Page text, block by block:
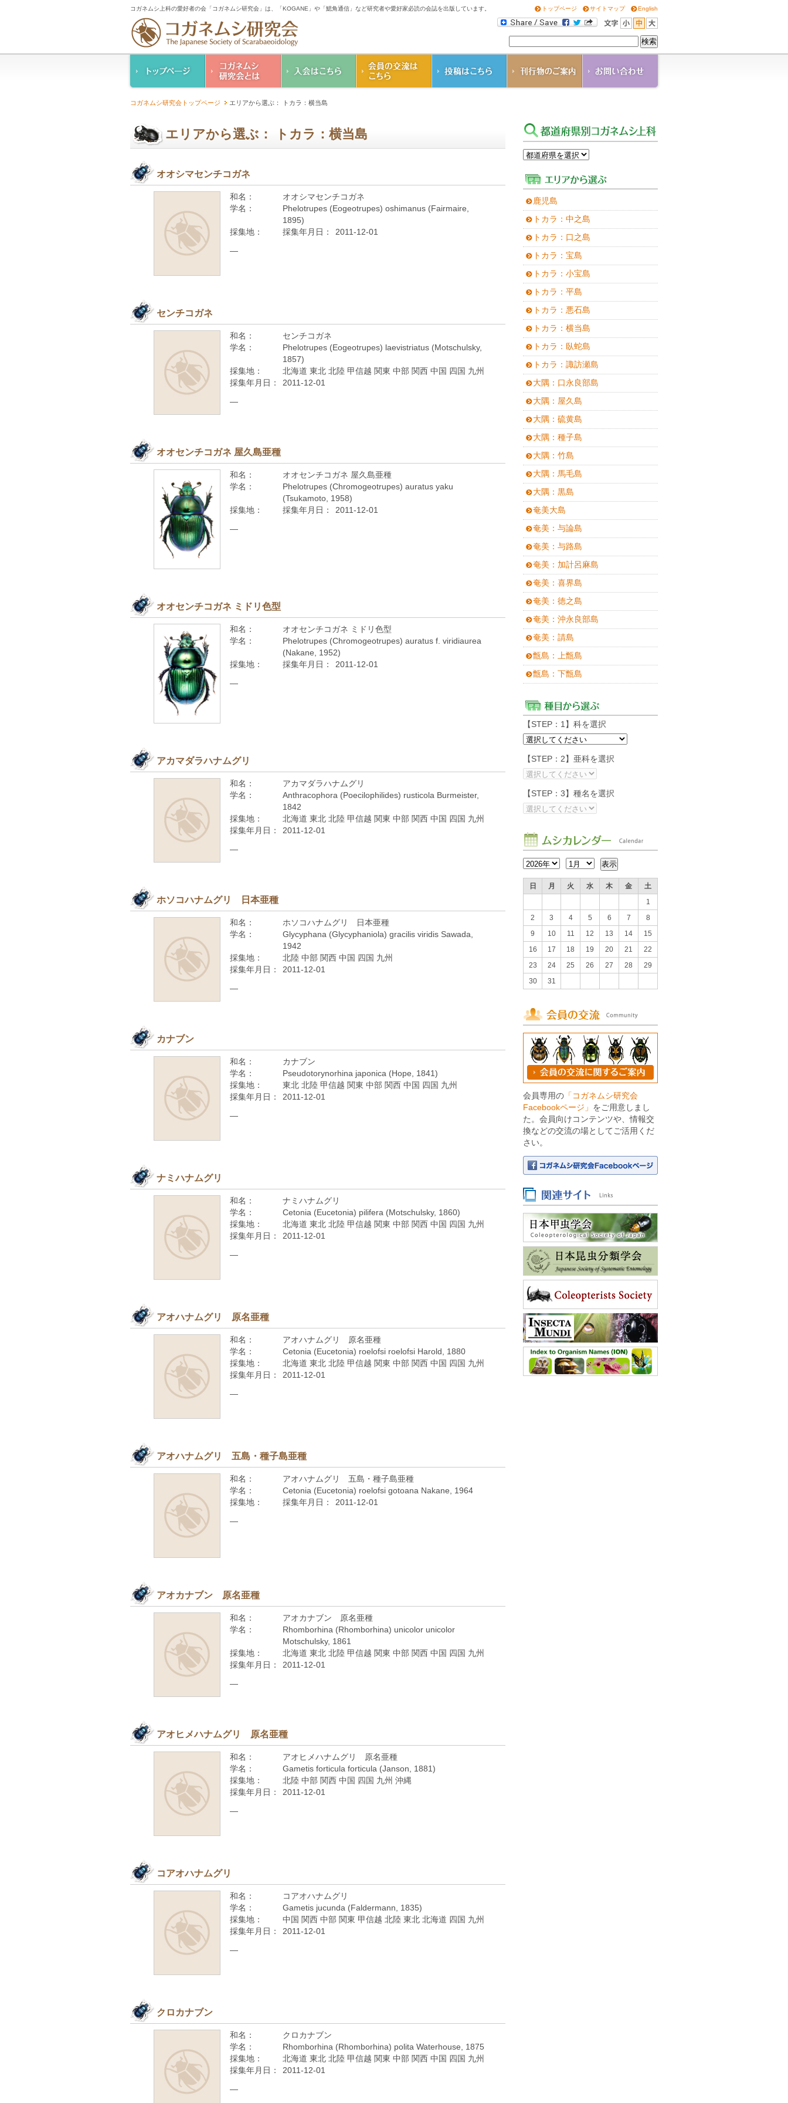
コガネムシ上科の愛好者の会「コガネムシ研究会」は、「KOGANE」や「鰓角通信」など研究者や愛好家必読の会誌を出版しています。 トップページ サイトマップ English
ご案内
幹事紹介
その他の刊行物
ダウンロード
コガネムシ研究会トップページ エリアから選ぶ： トカラ：横当島
エリアから選ぶ： トカラ：横当島
オオシマセンチコガネ
和名：
オオシマセンチコガネ
学名：
Phelotrupes (Eogeotrupes) oshimanus (Fairmaire,
1895)
採集地：
採集年月日： 2011-12-01
—
センチコガネ
和名：
センチコガネ
学名：
Phelotrupes (Eogeotrupes) laevistriatus (Motschulsky,
1857)
採集地：
北海道 東北 北陸 甲信越 関東 中部 関西 中国 四国 九州
採集年月日：
2011-12-01
—
オオセンチコガネ 屋久島亜種
和名：
オオセンチコガネ 屋久島亜種
学名：
Phelotrupes (Chromogeotrupes) auratus yaku
(Tsukamoto, 1958)
採集地：
採集年月日： 2011-12-01
—
オオセンチコガネ ミドリ色型
和名：
オオセンチコガネ ミドリ色型
学名：
Phelotrupes (Chromogeotrupes) auratus f. viridiaurea
(Nakane, 1952)
採集地：
採集年月日： 2011-12-01
—
アカマダラハナムグリ
和名：
アカマダラハナムグリ
学名：
Anthracophora (Poecilophilides) rusticola Burmeister,
1842
採集地：
北海道 東北 北陸 甲信越 関東 中部 関西 中国 四国 九州
採集年月日：
2011-12-01
—
ホソコハナムグリ 日本亜種
和名：
ホソコハナムグリ 日本亜種
学名：
Glycyphana (Glycyphaniola) gracilis viridis Sawada,
1942
採集地：
北陸 中部 関西 中国 四国 九州
採集年月日：
2011-12-01
—
カナブン
和名：
カナブン
学名：
Pseudotorynorhina japonica (Hope, 1841)
採集地：
東北 北陸 甲信越 関東 中部 関西 中国 四国 九州
採集年月日：
2011-12-01
—
ナミハナムグリ
和名：
ナミハナムグリ
学名：
Cetonia (Eucetonia) pilifera (Motschulsky, 1860)
採集地：
北海道 東北 北陸 甲信越 関東 中部 関西 中国 四国 九州
採集年月日：
2011-12-01
—
アオハナムグリ 原名亜種
和名：
アオハナムグリ 原名亜種
学名：
Cetonia (Eucetonia) roelofsi roelofsi Harold, 1880
採集地：
北海道 東北 北陸 甲信越 関東 中部 関西 中国 四国 九州
採集年月日：
2011-12-01
—
アオハナムグリ 五島・種子島亜種
和名：
アオハナムグリ 五島・種子島亜種
学名：
Cetonia (Eucetonia) roelofsi gotoana Nakane, 1964
採集地：
採集年月日： 2011-12-01
—
アオカナブン 原名亜種
和名：
アオカナブン 原名亜種
学名：
Rhomborhina (Rhomborhina) unicolor unicolor
Motschulsky, 1861
採集地：
北海道 東北 北陸 甲信越 関東 中部 関西 中国 四国 九州
採集年月日：
2011-12-01
—
アオヒメハナムグリ 原名亜種
和名：
アオヒメハナムグリ 原名亜種
学名：
Gametis forticula forticula (Janson, 1881)
採集地：
北陸 中部 関西 中国 四国 九州 沖縄
採集年月日：
2011-12-01
—
コアオハナムグリ
和名：
コアオハナムグリ
学名：
Gametis jucunda (Faldermann, 1835)
採集地：
中国 関西 中部 関東 甲信越 北陸 東北 北海道 四国 九州
採集年月日：
2011-12-01
—
クロカナブン
和名：
クロカナブン
学名：
Rhomborhina (Rhomborhina) polita Waterhouse, 1875
採集地：
北海道 東北 北陸 甲信越 関東 中部 関西 中国 四国 九州
採集年月日：
2011-12-01
—
鹿児島
トカラ：中之島
トカラ：口之島
トカラ：宝島
トカラ：小宝島
トカラ：平島
トカラ：悪石島
トカラ：横当島
トカラ：臥蛇島
トカラ：諏訪瀬島
大隅：口永良部島
大隅：屋久島
大隅：硫黄島
大隅：種子島
大隅：竹島
大隅：馬毛島
大隅：黒島
奄美大島
奄美：与論島
奄美：与路島
奄美：加計呂麻島
奄美：喜界島
奄美：徳之島
奄美：沖永良部島
奄美：請島
甑島：上甑島
甑島：下甑島
【STEP：1】科を選択
【STEP：2】亜科を選択
【STEP：3】種名を選択
日 月 火 水 木 金
土
1
2
3 4 5 6 7
8
9
10 11 12 13 14
15
16
17 18 19 20 21
22
23
24 25 26 27 28
29
30
31
会員専用の 「コガネムシ研究会
Facebookページ」 をご用意しまし
た。会員向けコンテンツや、情報交
換などの交流の場としてご活用くだ
さい。